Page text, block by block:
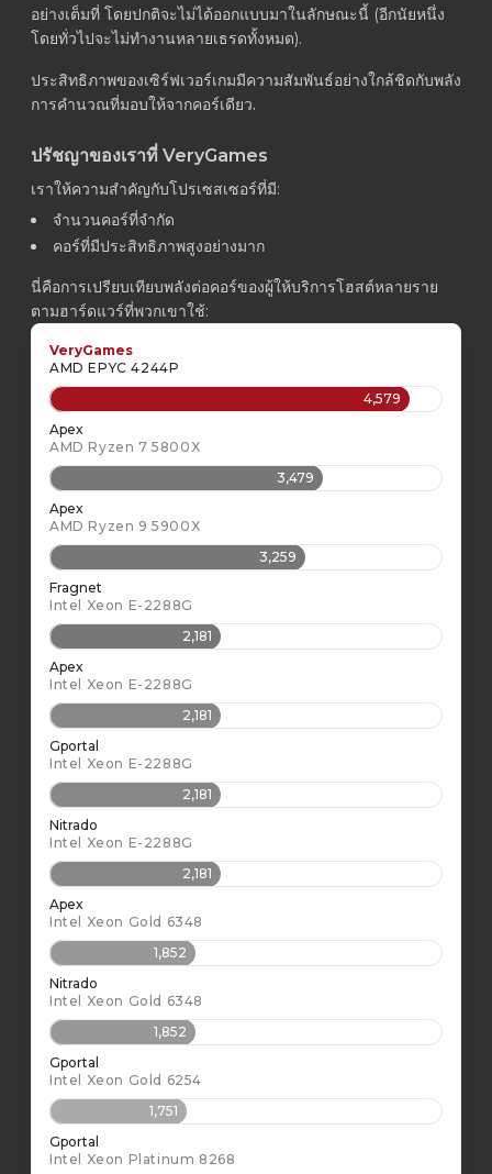
อย่างเต็มที่ โดยปกติจะไม่ได้ออกแบบมาในลักษณะนี้ (อีกนัยหนึ่ง
โดยทั่วไปจะไม่ทำงานหลายเธรดทั้งหมด).
ประสิทธิภาพของเซิร์ฟเวอร์เกมมีความสัมพันธ์อย่างใกล้ชิดกับพลัง
การคำนวณที่มอบให้จากคอร์เดียว.
ปรัชญาของเราที่ VeryGames
เราให้ความสำคัญกับโปรเซสเซอร์ที่มี:
จำนวนคอร์ที่จำกัด
คอร์ที่มีประสิทธิภาพสูงอย่างมาก
นี่คือการเปรียบเทียบพลังต่อคอร์ของผู้ให้บริการโฮสต์หลายราย
ตามฮาร์ดแวร์ที่พวกเขาใช้:
VeryGames
AMD EPYC 4244P
4,579
Apex
AMD Ryzen 7 5800X
3,479
Apex
AMD Ryzen 9 5900X
3,259
Fragnet
Intel Xeon E-2288G
2,181
Apex
Intel Xeon E-2288G
2,181
Gportal
Intel Xeon E-2288G
2,181
Nitrado
Intel Xeon E-2288G
2,181
Apex
Intel Xeon Gold 6348
1,852
Nitrado
Intel Xeon Gold 6348
1,852
Gportal
Intel Xeon Gold 6254
1,751
Gportal
Intel Xeon Platinum 8268